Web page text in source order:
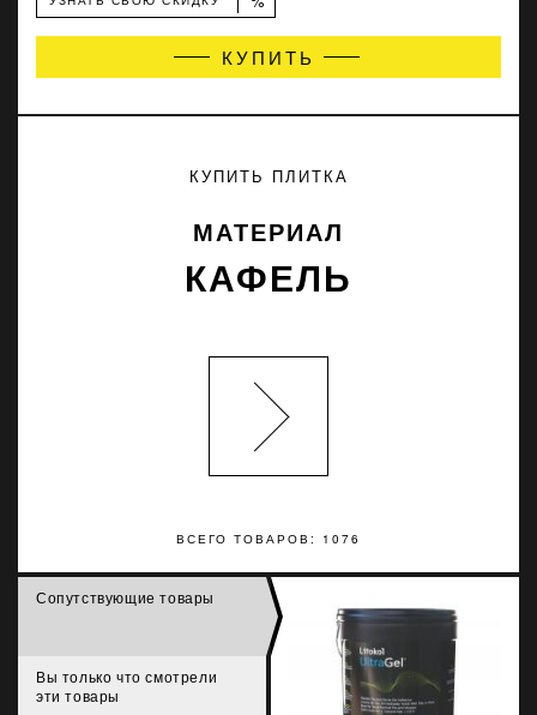
КУПИТЬ
ВСЕГО ТОВАРОВ: 1076
КУПИТЬ ПЛИТКА
МАТЕРИАЛ
КАФЕЛЬ
Сопутствующие товары
Вы только что смотрели
эти товары